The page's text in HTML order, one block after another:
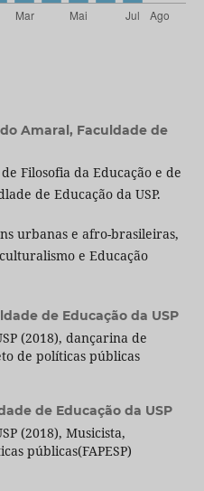
Amaral, Faculdade de
Filosofia da Educação e de
de Educação da USP.
urbanas e afro-brasileiras,
e Educação
de Educação da USP
(2018), dançarina de
de políticas públicas
de Educação da USP
(2018), Musicista,
públicas(FAPESP)